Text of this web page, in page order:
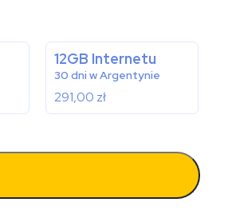
12GB Internetu
30 dni w Argentynie
291,00 zł